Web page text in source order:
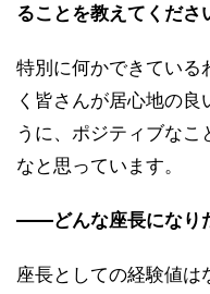
ることを教えてくださ
特別に何かできている
く皆さんが居心地の良
うに、ポジティブな
なと思っています。
――どんな座長になり
座長としての経験値は